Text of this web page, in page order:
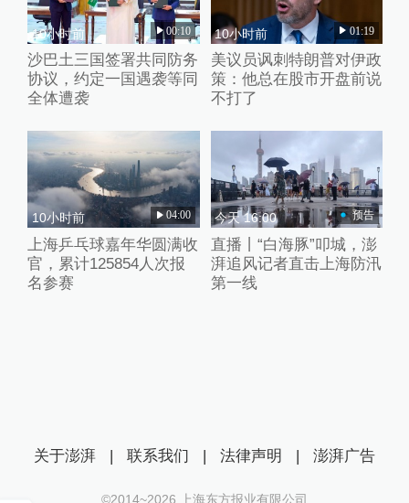
10小时前 00:10
沙巴土三国签署共同防务
协议，约定一国遇袭等同
全体遭袭
10小时前 01:19
美议员讽刺特朗普对伊政
策：他总在股市开盘前说
不打了
10小时前 04:00
上海乒乓球嘉年华圆满收
官，累计125854人次报
名参赛
今天 16:00 预告
直播丨“白海豚”叩城，澎
湃追风记者直击上海防汛
第一线
关于澎湃 | 联系我们 | 法律声明 | 澎湃广告
©2014~2026 上海东方报业有限公司